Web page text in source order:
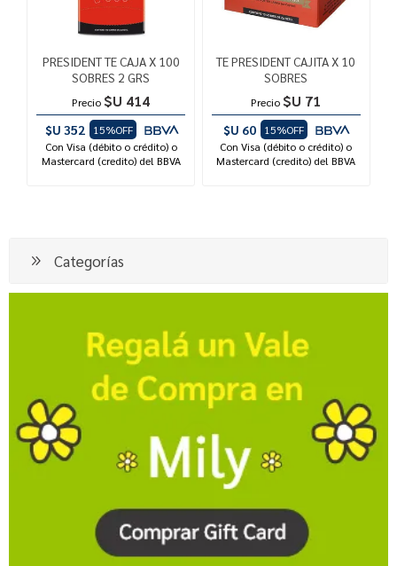
PRESIDENT TE CAJA X 100
SOBRES 2 GRS
Precio $U 414
$U 352
15%OFF
Con Visa (débito o crédito) o
Mastercard (credito) del BBVA
TE PRESIDENT CAJITA X 10
SOBRES
Precio $U 71
$U 60
15%OFF
Con Visa (débito o crédito) o
Mastercard (credito) del BBVA
Categorías